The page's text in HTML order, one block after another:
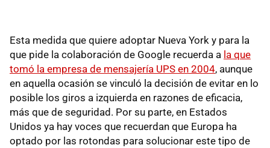
Esta medida que quiere adoptar Nueva York y para la
que pide la colaboración de Google recuerda a la que
tomó la empresa de mensajería UPS en 2004, aunque
en aquella ocasión se vinculó la decisión de evitar en lo
posible los giros a izquierda en razones de eficacia,
más que de seguridad. Por su parte, en Estados
Unidos ya hay voces que recuerdan que Europa ha
optado por las rotondas para solucionar este tipo de